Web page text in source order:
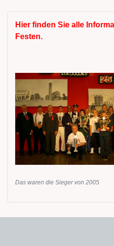
Hier finden Sie alle
Festen.
Das waren die Sieger von 2005